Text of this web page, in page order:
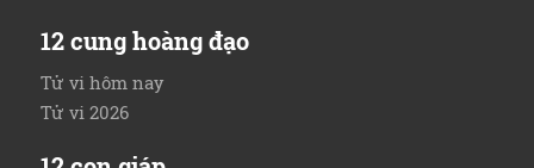
12 cung hoàng đạo
Tử vi hôm nay
Tử vi 2026